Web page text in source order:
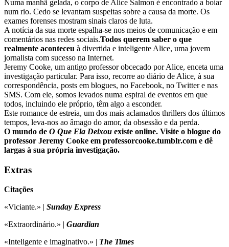
Numa manhã gelada, o corpo de Alice Salmon é encontrado a boiar
num rio. Cedo se levantam suspeitas sobre a causa da morte. Os
exames forenses mostram sinais claros de luta.
A notícia da sua morte espalha-se nos meios de comunicação e em
comentários nas redes sociais.Todos querem saber o que
realmente aconteceu à divertida e inteligente Alice, uma jovem
jornalista com sucesso na Internet.
Jeremy Cooke, um antigo professor obcecado por Alice, enceta uma
investigação particular. Para isso, recorre ao diário de Alice, à sua
correspondência, posts em blogues, no Facebook, no Twitter e nas
SMS. Com ele, somos levados numa espiral de eventos em que
todos, incluindo ele próprio, têm algo a esconder.
Este romance de estreia, um dos mais aclamados thrillers dos últimos
tempos, leva-nos ao âmago do amor, da obsessão e da perda.
O mundo de O Que Ela Deixou existe online. Visite o blogue do
professor Jeremy Cooke em professorcooke.tumblr.com e dê
largas à sua própria investigação.
Extras
Citações
«Viciante.» | Sunday Express
«Extraordinário.» | Guardian
«Inteligente e imaginativo.» | The Times